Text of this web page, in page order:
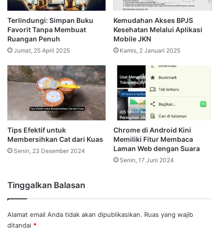
Terlindungi: Simpan Buku
Favorit Tanpa Membuat
Ruangan Penuh
Jumat, 25 April 2025
Kemudahan Akses BPJS
Kesehatan Melalui Aplikasi
Mobile JKN
Kamis, 2 Januari 2025
Tips Efektif untuk
Membersihkan Cat dari Kuas
Senin, 23 Desember 2024
Chrome di Android Kini
Memiliki Fitur Membaca
Laman Web dengan Suara
Senin, 17 Juni 2024
Tinggalkan Balasan
Alamat email Anda tidak akan dipublikasikan. Ruas yang wajib
ditandai *